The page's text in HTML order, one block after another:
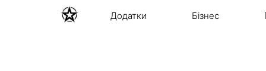
Додатки Бізнес